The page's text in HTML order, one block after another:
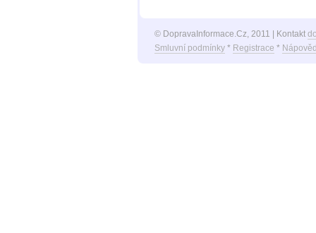
© DopravaInformace.Cz, 2011 | Kontakt
Smluvní podmínky* Registrace *